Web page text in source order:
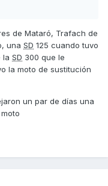
de Mataró, Trafach de
una SD 125 cuando tuvo
la SD 300 que le
la moto de sustitución
un par de días una